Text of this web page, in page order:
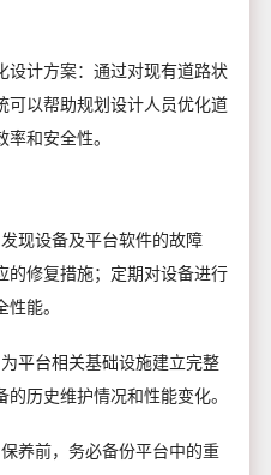
设计方案：通过对现有道路状
可以帮助规划设计人员优化道
和安全性。
现设备及平台软件的故障
的修复措施；定期对设备进行
能。
平台相关基础设施建立完整
历史维护情况和性能变化。
养前，务必备份平台中的重